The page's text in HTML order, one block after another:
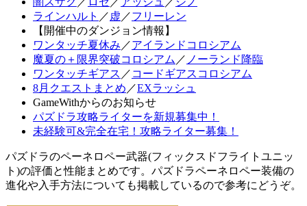
ラインハルト ／ 虚 ／フリーレン
【開催中のダンジョン情報】
ワンタッチ夏休み ／アイランドコロシアム
魔夏の＋限界突破コロシアム ／ ノーランド降臨
ワンタッチギアス ／ コードギアスコロシアム
8月クエストまとめ ／EXラッシュ
GameWithからのお知らせ
パズドラ攻略ライターを新規募集中！
未経験可&完全在宅！攻略ライター募集！
パズドラのペーネロペー武器(フィックスドフライトユニッ
ト)の評価と性能まとめです。パズドラペーネロペー装備の
進化や入手方法についても掲載しているので参考にどうぞ。